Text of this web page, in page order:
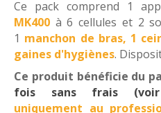
Ce pack comprend 1
MK400 à 6 cellules et 2
1 manchon de bras, 1
gaines d'hygiènes.
Ce produit bénéficie du
fois sans frais (voir
uniquement au